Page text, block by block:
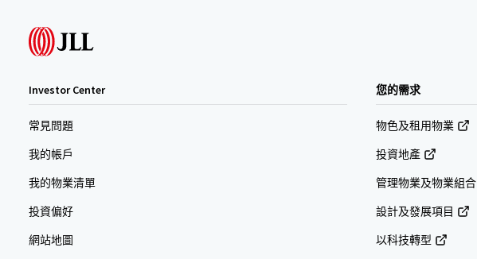
Investor Center
常見問題
我的帳戶
我的物業清單
投資偏好
網站地圖
您的需求
物色及租用物業
投資地產
管理物業及物業組合
設計及發展項目
以科技轉型